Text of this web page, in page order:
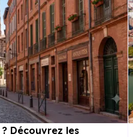
Découvrez les